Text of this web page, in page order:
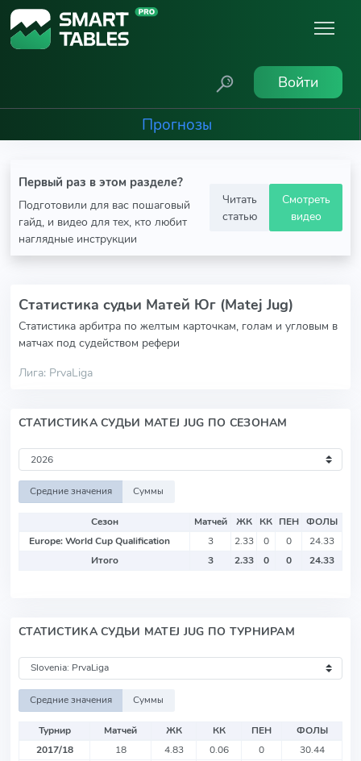
Войти
Прогнозы
Первый раз в этом разделе?
Подготовили для вас пошаговый
гайд, и видео для тех, кто любит
наглядные инструкции
Читать
статью
Смотреть
видео
Статистика судьи Матей Юг (Matej Jug)
Статистика арбитра по желтым карточкам, голам и угловым в
матчах под судейством рефери
Лига: PrvaLiga
СТАТИСТИКА СУДЬИ MATEJ JUG ПО СЕЗОНАМ
Средние значения Суммы
Сезон Матчей ЖК КК ПЕН ФОЛЫ
Europe: World Cup Qualification
3 2.33 0 0
24.33
Итого
3 2.33 0 0 24.33
СТАТИСТИКА СУДЬИ MATEJ JUG ПО ТУРНИРАМ
Средние значения Суммы
Турнир Матчей ЖК КК ПЕН
ФОЛЫ
2017/18
18 4.83 0.06 0
30.44